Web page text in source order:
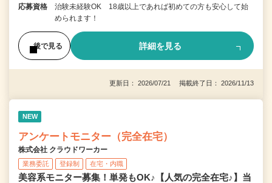
応募資格
治験未経験OK 18歳以上であれば初めての方も安心して始
められます！
後で見る 詳細を見る
更新日： 2026/07/21 掲載終了日： 2026/11/13
NEW
アンケートモニター（完全在宅）
株式会社 クラウドワーカー
業務委託 登録制 在宅・内職
美容系モニター募集！単発もOK♪【人気の完全在宅♪】当